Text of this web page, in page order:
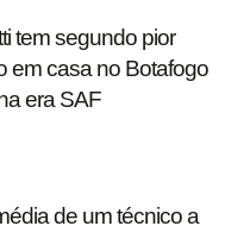
tem segundo pior
em casa no Botafogo
era SAF
de um técnico a